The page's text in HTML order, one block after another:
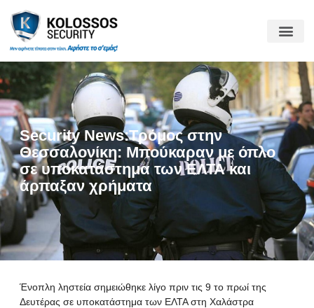
Security News:Τρόμος στην
Θεσσαλονίκη: Μπούκαραν με όπλο
σε υποκατάστημα των ΕΛΤΑ και
άρπαξαν χρήματα
Ένοπλη ληστεία σημειώθηκε λίγο πριν τις 9 το πρωί της
Δευτέρας σε υποκατάστημα των ΕΛΤΑ στη Χαλάστρα